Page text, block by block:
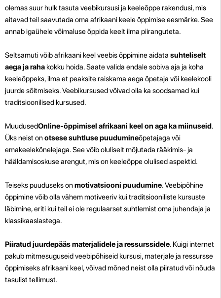
olemas suur hulk tasuta veebikursusi ja keeleõppe rakendusi, mis
aitavad teil saavutada oma afrikaani keele õppimise eesmärke. See
annab igaühele võimaluse õppida keelt ilma piiranguteta.
Seltsamuti võib afrikaani keel veebis õppimine aidata suhteliselt
aega ja rahakokku hoida. Saate valida endale sobiva aja ja koha
keeleõppeks, ilma et peaksite raiskama aega õpetaja või keelekooli
juurde sõitmiseks. Veebikursused võivad olla ka soodsamad kui
traditsioonilised kursused.
MuudusedOnline-õppimisel afrikaani keel on aga kamiinuseid.
Üks neist onotsese suhtluse puudumineõpetajaga või
emakeelekõnelejaga. See võib oluliselt mõjutada rääkimis- ja
hääldamisoskuse arengut, mis on keeleõppe olulised aspektid.
Teiseks puuduseks onmotivatsiooni puudumine. Veebipõhine
õppimine võib olla vähem motiveeriv kui traditsiooniliste kursuste
läbimine, eriti kui teil ei ole regulaarset suhtlemist oma juhendaja ja
klassikaaslastega.
Piiratud juurdepääs materjalidele ja ressurssidele. Kuigi internet
pakub mitmesuguseid veebipõhiseid kursusi, materjale ja ressursse
õppimiseks afrikaani keel, võivad mõned neist olla piiratud või nõuda
tasulist tellimust.